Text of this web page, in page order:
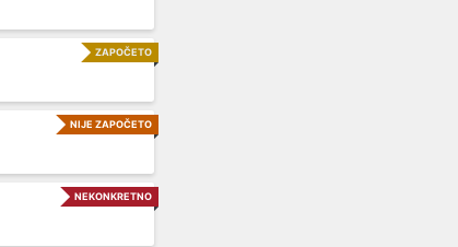
ZAPOČETO
NIJE ZAPOČETO
NEKONKRETNO